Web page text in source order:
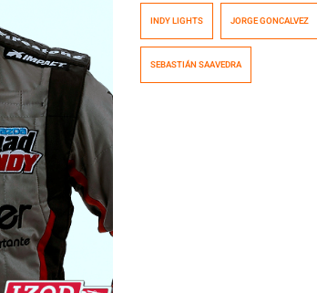
su debut en óvalos con el
INDY LIGHTS JORGE GONCALVEZ
SEBASTIÁN SAAVEDRA